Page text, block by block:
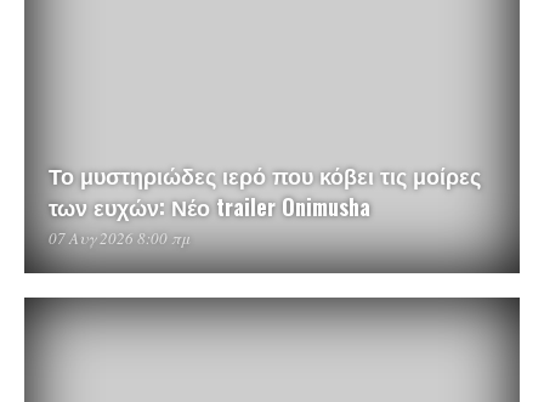
Το μυστηριώδες ιερό που κόβει τις μοίρες
των ευχών: Νέο trailer Onimusha
07 Αυγ 2026 8:00 πμ